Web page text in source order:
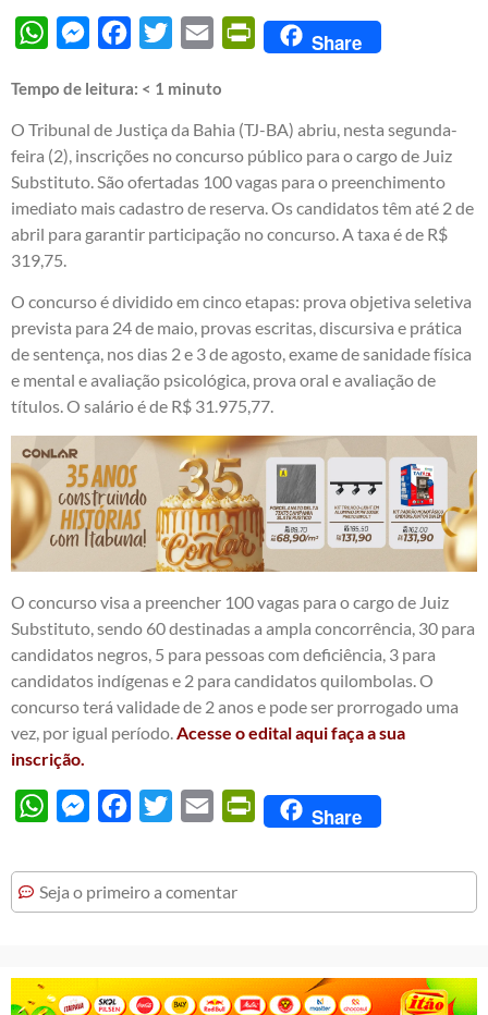
WhatsAppMessengerFacebook
Twitter Email PrintFriendly
Share
Tempo de leitura: < 1 minuto
O Tribunal de Justiça da Bahia (TJ-BA) abriu, nesta segunda-
feira (2), inscrições no concurso público para o cargo de Juiz
Substituto. São ofertadas 100 vagas para o preenchimento
imediato mais cadastro de reserva. Os candidatos têm até 2 de
abril para garantir participação no concurso. A taxa é de R$
319,75.
O concurso é dividido em cinco etapas: prova objetiva seletiva
prevista para 24 de maio, provas escritas, discursiva e prática
de sentença, nos dias 2 e 3 de agosto, exame de sanidade física
e mental e avaliação psicológica, prova oral e avaliação de
títulos. O salário é de R$ 31.975,77.
O concurso visa a preencher 100 vagas para o cargo de Juiz
Substituto, sendo 60 destinadas a ampla concorrência, 30 para
candidatos negros, 5 para pessoas com deficiência, 3 para
candidatos indígenas e 2 para candidatos quilombolas. O
concurso terá validade de 2 anos e pode ser prorrogado uma
vez, por igual período.Acesse o edital aqui faça a sua
inscrição.
WhatsAppMessengerFacebook
Twitter Email PrintFriendly
Share
Seja o primeiro a comentar